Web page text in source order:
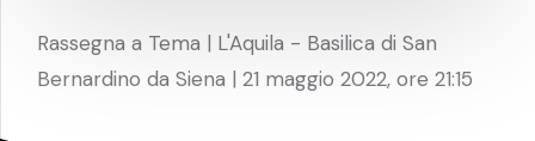
Rassegna a Tema | L'Aquila - Basilica di San
Bernardino da Siena | 21 maggio 2022, ore 21:15